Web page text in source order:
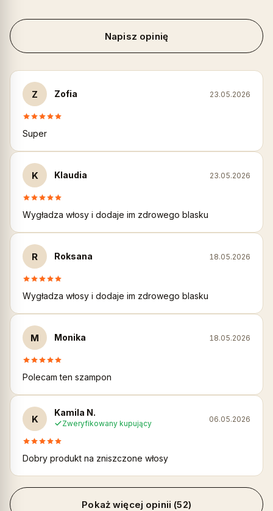
Napisz opinię
Z Zofia 23.05.2026
Super
K Klaudia 23.05.2026
Wygładza włosy i dodaje im zdrowego blasku
R Roksana 18.05.2026
Wygładza włosy i dodaje im zdrowego blasku
M Monika 18.05.2026
Polecam ten szampon
K
Kamila N.
Zweryfikowany kupujący 06.05.2026
Dobry produkt na zniszczone włosy
Pokaż więcej opinii (52)